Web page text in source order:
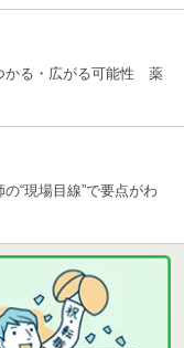
かる・広がる可能性 薬
“現場目線”で要点がわ